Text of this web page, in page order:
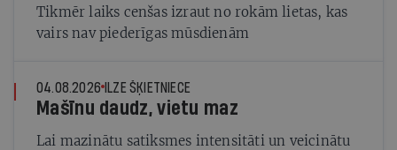
Tikmēr laiks cenšas izraut no rokām lietas, kas
vairs nav piederīgas mūsdienām
04.08.2026 ILZE ŠĶIETNIECE
Mašīnu daudz, vietu maz
Lai mazinātu satiksmes intensitāti un veicinātu